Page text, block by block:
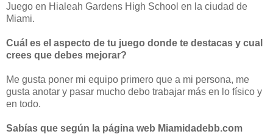
Juego en Hialeah Gardens High School en la ciudad de
Miami.
Cuál es el aspecto de tu juego donde te destacas y cual
crees que debes mejorar?
Me gusta poner mi equipo primero que a mi persona, me
gusta anotar y pasar mucho debo trabajar más en lo físico y
en todo.
Sabías que según la página web Miamidadebb.com